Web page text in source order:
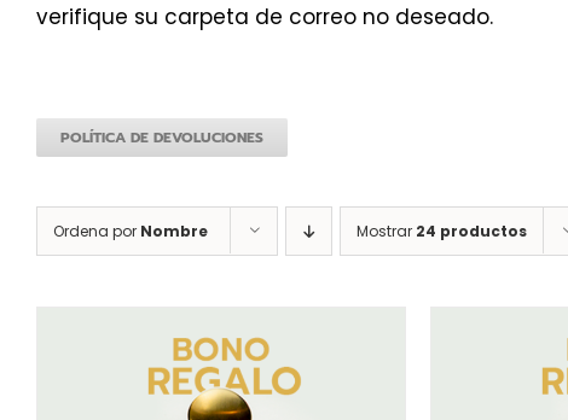
verifique su carpeta de correo no deseado.
POLÍTICA DE DEVOLUCIONES
Ordena por Nombre Mostrar 24 productos